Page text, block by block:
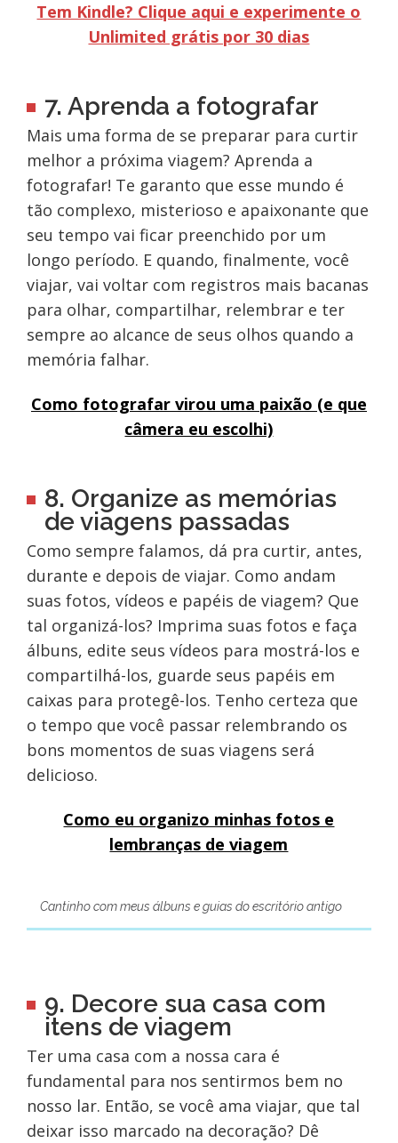
Tem Kindle? Clique aqui e experimente o
Unlimited grátis por 30 dias
7. Aprenda a fotografar
Mais uma forma de se preparar para curtir
melhor a próxima viagem? Aprenda a
fotografar! Te garanto que esse mundo é
tão complexo, misterioso e apaixonante que
seu tempo vai ficar preenchido por um
longo período. E quando, finalmente, você
viajar, vai voltar com registros mais bacanas
para olhar, compartilhar, relembrar e ter
sempre ao alcance de seus olhos quando a
memória falhar.
Como fotografar virou uma paixão (e que
câmera eu escolhi)
8. Organize as memórias
de viagens passadas
Como sempre falamos, dá pra curtir, antes,
durante e depois de viajar. Como andam
suas fotos, vídeos e papéis de viagem? Que
tal organizá-los? Imprima suas fotos e faça
álbuns, edite seus vídeos para mostrá-los e
compartilhá-los, guarde seus papéis em
caixas para protegê-los. Tenho certeza que
o tempo que você passar relembrando os
bons momentos de suas viagens será
delicioso.
Como eu organizo minhas fotos e
lembranças de viagem
Cantinho com meus álbuns e guias do escritório antigo
9. Decore sua casa com
itens de viagem
Ter uma casa com a nossa cara é
fundamental para nos sentirmos bem no
nosso lar. Então, se você ama viajar, que tal
deixar isso marcado na decoração? Dê